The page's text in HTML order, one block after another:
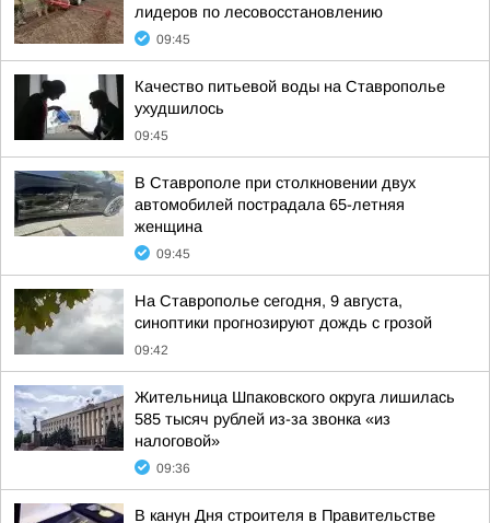
лидеров по лесовосстановлению
09:45
Качество питьевой воды на Ставрополье
ухудшилось
09:45
В Ставрополе при столкновении двух
автомобилей пострадала 65-летняя
женщина
09:45
На Ставрополье сегодня, 9 августа,
синоптики прогнозируют дождь с грозой
09:42
Жительница Шпаковского округа лишилась
585 тысяч рублей из-за звонка «из
налоговой»
09:36
В канун Дня строителя в Правительстве